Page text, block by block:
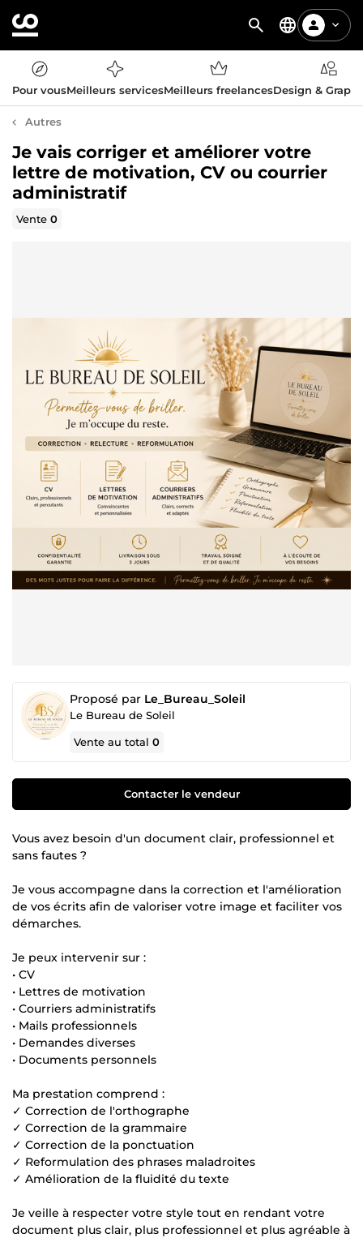
Pour vousMeilleurs servicesMeilleurs freelancesDesign &
Autres
Je vais corriger et améliorer votre
lettre de motivation, CV ou courrier
administratif
Vente0
Proposé par Le_Bureau_Soleil
Le Bureau de Soleil
Vente au total0
Contacter le vendeur
Vous avez besoin d'un document clair, professionnel et
sans fautes ?
Je vous accompagne dans la correction et l'amélioration
de vos écrits afin de valoriser votre image et faciliter vos
démarches.
Je peux intervenir sur :
• CV
• Lettres de motivation
• Courriers administratifs
• Mails professionnels
• Demandes diverses
• Documents personnels
Ma prestation comprend :
✓ Correction de l'orthographe
✓ Correction de la grammaire
✓ Correction de la ponctuation
✓ Reformulation des phrases maladroites
✓ Amélioration de la fluidité du texte
Je veille à respecter votre style tout en rendant votre
document plus clair, plus professionnel et plus agréable à